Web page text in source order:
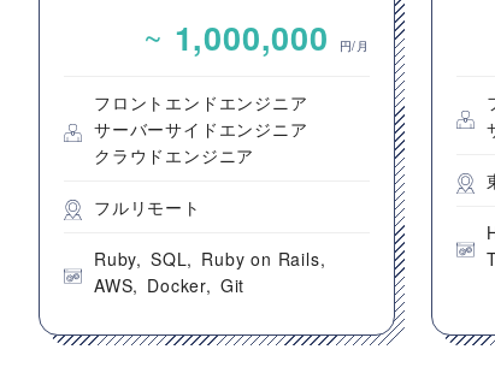
エンドエンジニア募集
~ 1,000,000 円/月
フロントエンドエンジニア
サーバーサイドエンジニア
クラウドエンジニア
フルリモート
Ruby SQL
Ruby on Rails
AWS
Docker Git